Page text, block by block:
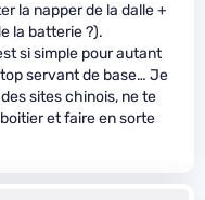
la napper de la dalle +
la batterie ?).
si simple pour autant
servant de base… Je
sites chinois, ne te
et faire en sorte